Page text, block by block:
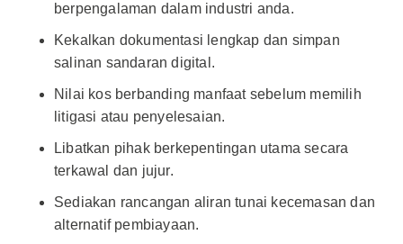
berpengalaman dalam industri anda.
Kekalkan dokumentasi lengkap dan simpan
salinan sandaran digital.
Nilai kos berbanding manfaat sebelum memilih
litigasi atau penyelesaian.
Libatkan pihak berkepentingan utama secara
terkawal dan jujur.
Sediakan rancangan aliran tunai kecemasan dan
alternatif pembiayaan.